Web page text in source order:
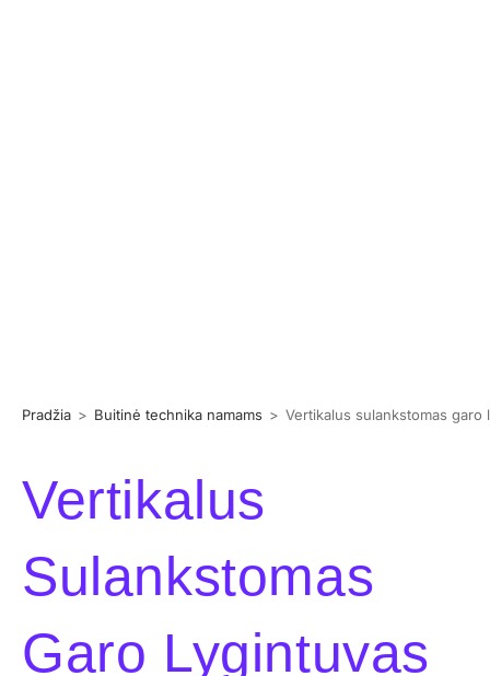
Pradžia > Buitinė technika namams > Vertikalus sulankstomas
Vertikalus
Sulankstomas
Garo Lygintuvas